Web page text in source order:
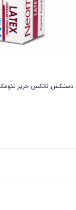
دستکش لاتکس حریر